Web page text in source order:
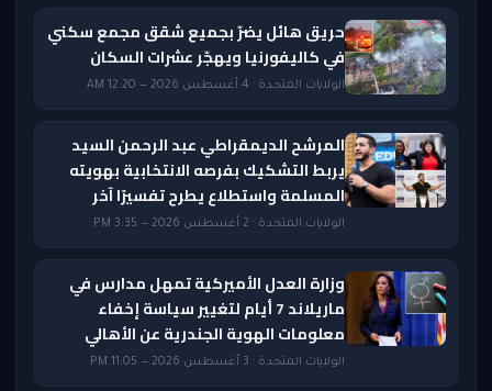
حريق هائل يضرّ بجميع شقق مجمع سكني
في كاليفورنيا ويهجّر عشرات السكان
الولايات المتحدة · 4 أغسطس 2026 — 12:20 AM
المرشح الديمقراطي عبد الرحمن السيد
يربط التشكيك بفرصه الانتخابية بهويته
المسلمة واستطلاع يطرح تفسيرًا آخر
الولايات المتحدة · 2 أغسطس 2026 — 3:35 PM
وزارة العدل الأميركية تمهل مدارس في
ماريلاند 7 أيام لتغيير سياسة إخفاء
معلومات الهوية الجندرية عن الأهالي
الولايات المتحدة · 3 أغسطس 2026 — 11:05 PM